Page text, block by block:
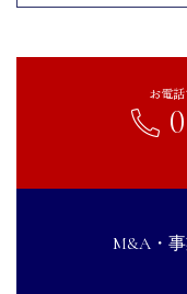
経営者の個人保証・
漁業経営者がM&Aで
漁業経営者がM&Aで
漁業権の移転条件を確
お電
M&A・